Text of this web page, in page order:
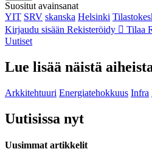
Suositut avainsanat
YIT SRV skanska Helsinki
Kirjaudu sisään Rekisteröidy Tilaa
Uutiset
Lue lisää näistä
Arkkitehtuuri Energiatehokkuus Infra
Uutisissa nyt
Uusimmat artikkelit